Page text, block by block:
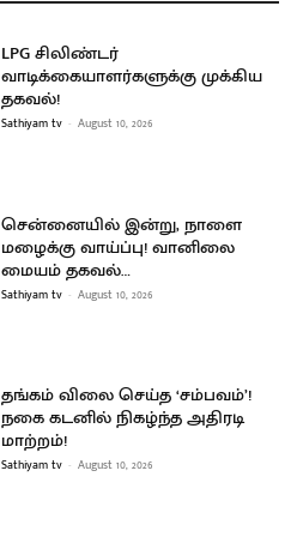
LPG சிலிண்டர்
வாடிக்கையாளர்களுக்கு முக்கிய
தகவல்!
Sathiyam tv - August 10, 2026
சென்னையில் இன்று, நாளை
மழைக்கு வாய்ப்பு! வானிலை
மையம் தகவல்…
Sathiyam tv - August 10, 2026
தங்கம் விலை செய்த ‘சம்பவம்’!
நகை கடனில் நிகழ்ந்த அதிரடி
மாற்றம்!
Sathiyam tv - August 10, 2026